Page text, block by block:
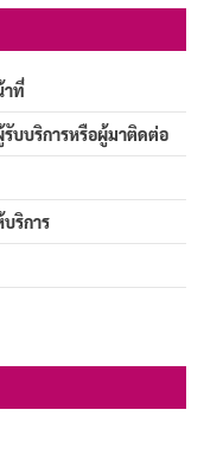
าที่
บบริการหรือผู้มาติดต่อ
ริการ